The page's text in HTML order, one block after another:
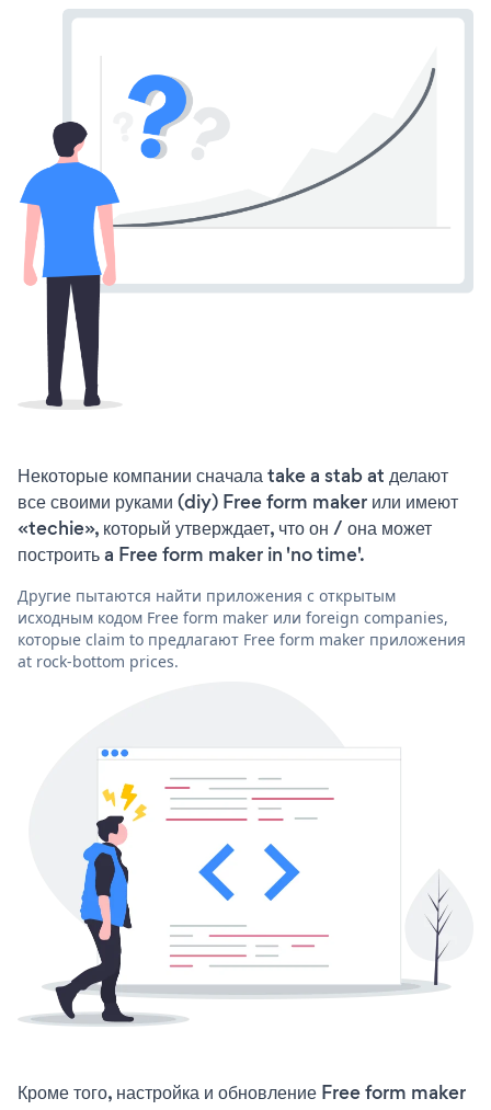
Некоторые компании сначала take a stab at делают
все своими руками (diy) Free form maker или имеют
«techie», который утверждает, что он / она может
построить a Free form maker in 'no time'.
Другие пытаются найти приложения с открытым
исходным кодом Free form maker или foreign companies,
которые claim to предлагают Free form maker приложения
at rock-bottom prices.
Кроме того, настройка и обновление Free form maker